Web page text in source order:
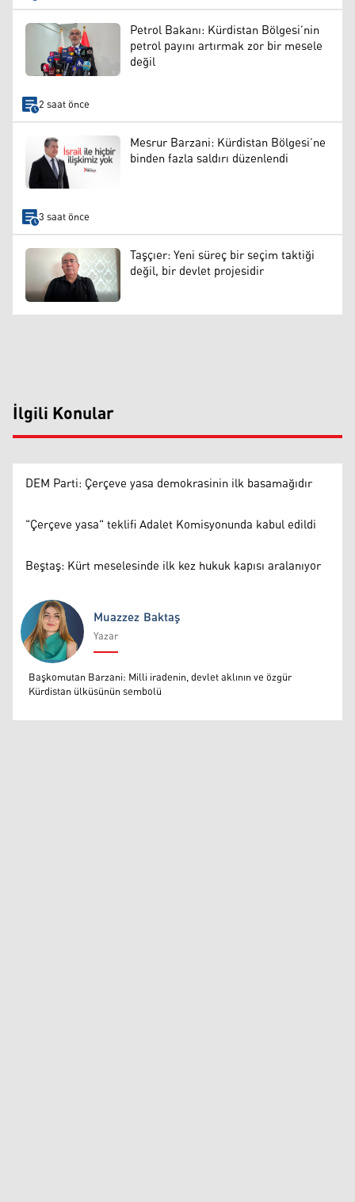
Petrol Bakanı: Kürdistan Bölgesi’nin
petrol payını artırmak zor bir mesele
değil
2 saat önce
Mesrur Barzani: Kürdistan Bölgesi’ne
binden fazla saldırı düzenlendi
3 saat önce
Taşçıer: Yeni süreç bir seçim taktiği
değil, bir devlet projesidir
İlgili Konular
DEM Parti: Çerçeve yasa demokrasinin ilk basamağıdır
"Çerçeve yasa" teklifi Adalet Komisyonunda kabul edildi
Beştaş: Kürt meselesinde ilk kez hukuk kapısı aralanıyor
Muazzez Baktaş
Muazzez Baktaş
Yazar
Başkomutan Barzani: Milli iradenin, devlet aklının ve özgür
Kürdistan ülküsünün sembolü